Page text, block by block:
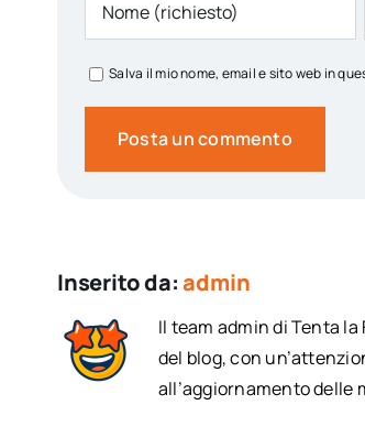
Salva il mio nome, email e sito web in
Inserito da:admin
Il team admin di Tenta
del blog, con
all’aggiornamento delle